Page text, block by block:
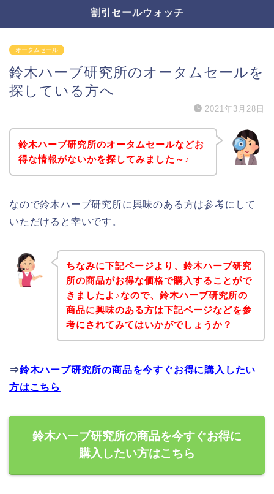
割引セールウォッチ
オータムセール
鈴木ハーブ研究所のオータムセールを
探している方へ
2021年3月28日
鈴木ハーブ研究所のオータムセールなどお
得な情報がないかを探してみました～♪
なので鈴木ハーブ研究所に興味のある方は参考にして
いただけると幸いです。
ちなみに下記ページより、鈴木ハーブ研究
所の商品がお得な価格で購入することがで
きましたよ♪なので、鈴木ハーブ研究所の
商品に興味のある方は下記ページなどを参
考にされてみてはいかがでしょうか？
⇒鈴木ハーブ研究所の商品を今すぐお得に購入したい
方はこちら
鈴木ハーブ研究所の商品を今すぐお得に
購入したい方はこちら